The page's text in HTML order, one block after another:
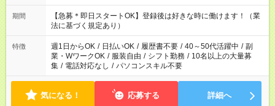
6:00 など ※お仕事、勤務地により勤務時間帯は異なります
期間
【急募＊即日スタートOK】登録後は好きな時に働けます！（業
法に基づく規定あり）
特徴 週1日からOK / 日払いOK / 履歴書不要 / 40～50代活躍中 / 副
業・WワークOK / 服装自由 / シフト勤務 / 10名以上の大量募
集 / 電話対応なし / パソコンスキル不要
気になる！ 応募する 詳細へ